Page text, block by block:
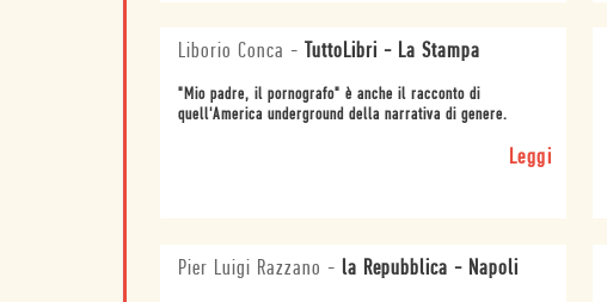
Liborio Conca - TuttoLibri - La Stampa
"Mio padre, il pornografo" è anche il racconto di
quell'America underground della narrativa di genere.
Leggi
Pier Luigi Razzano - la Repubblica - Napoli